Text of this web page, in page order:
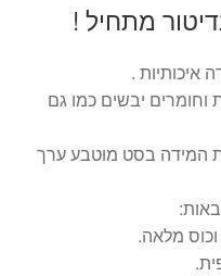
מתחיל !
יבשים כמו גם
וכפות המידה בסט מוטבע ערך
מלאה.